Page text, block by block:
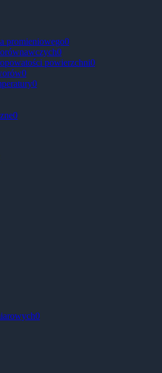
promieniowego0
0
powierzchni0
0
0
0
0